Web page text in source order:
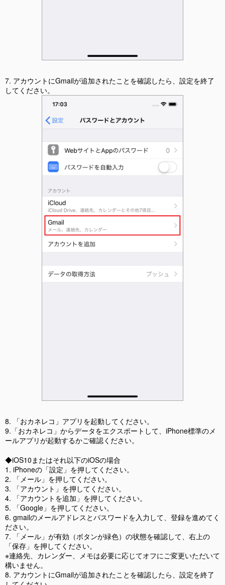
7. アカウントにGmailが追加されたことを確認したら、設定を終了
してください。
8. 「おカネレコ」アプリを起動してください。
9.「おカネレコ」からデータをエクスポートして、iPhone標準のメ
ールアプリが起動するかご確認ください。
◆iOS10またはそれ以下のiOSの場合
1. iPhoneの「設定」を押してください。
2. 「メール」を押してください。
3. 「アカウント」を押してください。
4. 「アカウントを追加」を押してください。
5. 「Google」を押してください。
6. gmailのメールアドレスとパスワードを入力して、登録を進めてく
ださい。
7. 「メール」が有効（ボタンが緑色）の状態を確認して、右上の
「保存」を押してください。
※連絡先、カレンダー、メモは必要に応じてオフにご変更いただいて
構いません。
8. アカウントにGmailが追加されたことを確認したら、設定を終了